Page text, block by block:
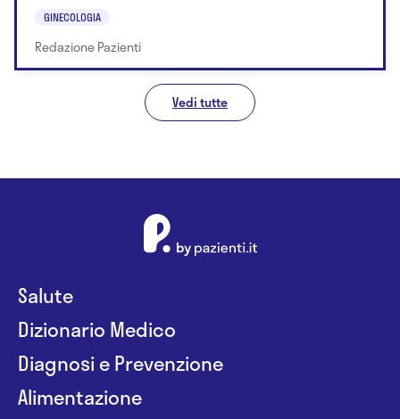
GINECOLOGIA
Redazione Pazienti
Vedi tutte
Salute
Dizionario Medico
Diagnosi e Prevenzione
Alimentazione